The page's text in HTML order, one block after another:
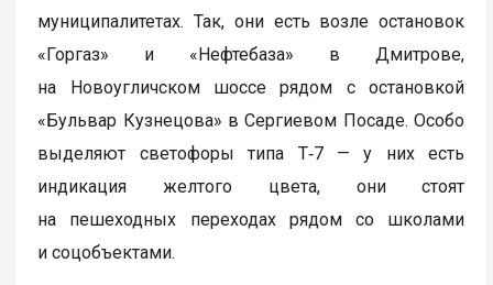
муниципалитетах. Так, они есть возле остановок
«Горгаз» и «Нефтебаза» в Дмитрове,
на Новоугличском шоссе рядом с остановкой
«Бульвар Кузнецова» в Сергиевом Посаде. Особо
выделяют светофоры типа Т‑7 — у них есть
индикация желтого цвета, они стоят
на пешеходных переходах рядом со школами
и соцобъектами.